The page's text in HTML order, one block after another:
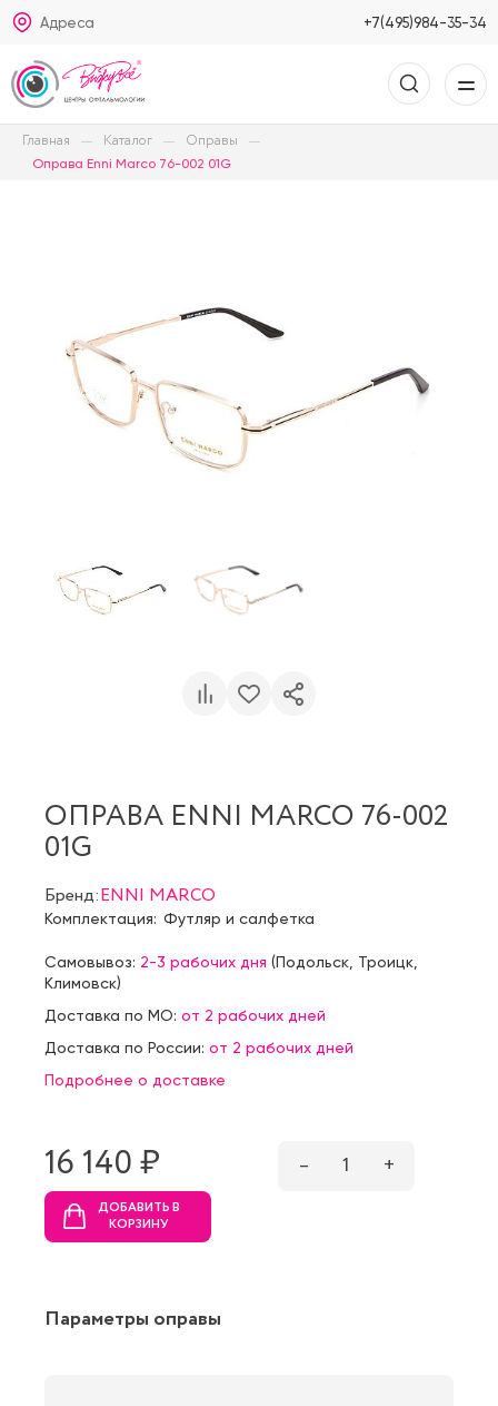
Адреса +7(495)984-35-34
Главная Каталог Оправы
Оправа Enni Marco 76-002 01G
ОПРАВА ENNI MARCO 76-002
01G
Бренд:ENNI MARCO
Комплектация: Футляр и салфетка
Самовывоз: 2-3 рабочих дня (Подольск Троицк
Климовск)
Доставка по МО: от 2 рабочих дней
Доставка по России: от 2 рабочих дней
Подробнее о доставке
16 140 ₷ – 1 +
ДОБАВИТЬ В
КОРЗИНУ
Параметры оправы